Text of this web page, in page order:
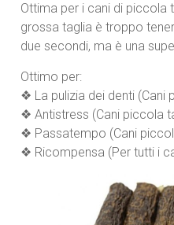
Ottima per i cani di piccola
grossa taglia è troppo
due secondi, ma è una
Ottimo per:
❖ La pulizia dei denti (Cani
❖ Antistress (Cani piccola
❖ Passatempo (Cani
❖ Ricompensa (Per tutti i